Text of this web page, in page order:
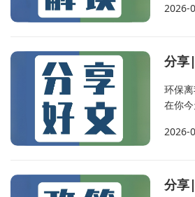
端处
非此
标在
2026-
环保
在你
三个
2026-